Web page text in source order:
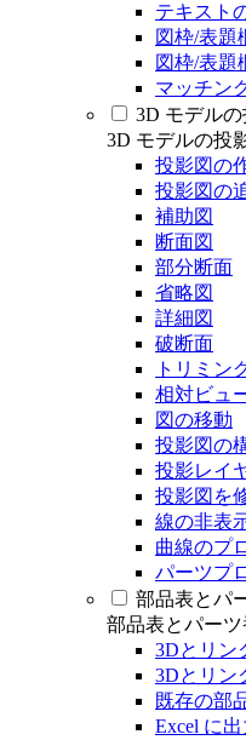
テキスト
図枠/表題
図枠/表題
マッチン
3D モデル
3D モデルの投
投影図の
投影図の
補助図
断面図
部分断面
省略図
詳細図
破断面
トリミン
相対ビュ
図の移動
投影図の
投影レイ
投影図を
線の非表
曲線のプ
パーツプ
部品表とパ
部品表とパー
3Dとリン
3Dとリン
既存の部
Excel に出